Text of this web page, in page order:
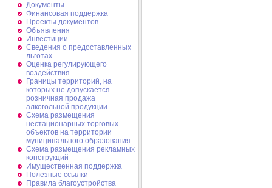
Документы
Финансовая поддержка
Проекты документов
Объявления
Инвестиции
Сведения о предоставленных
льготах
Оценка регулирующего
воздействия
Границы территорий, на
которых не допускается
розничная продажа
алкогольной продукции
Схема размещения
нестационарных торговых
объектов на территории
муниципального образования
Схема размещения рекламных
конструкций
Имущественная поддержка
Полезные ссылки
Правила благоустройства